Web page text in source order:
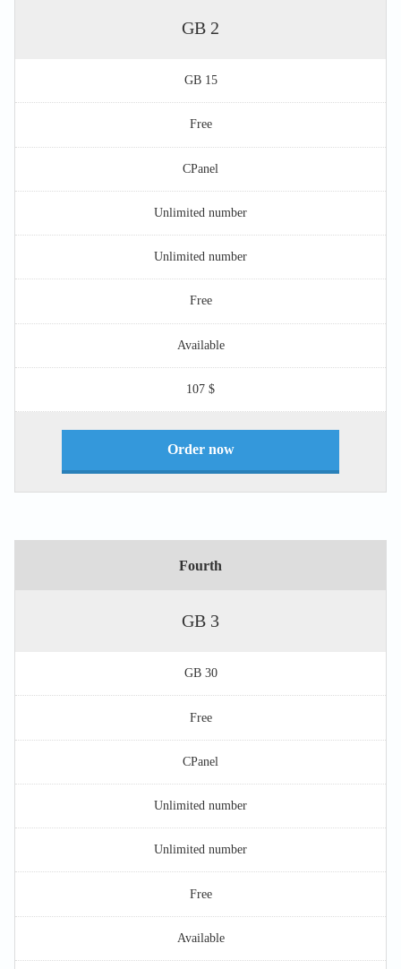
2 GB
15 GB
Free
CPanel
Unlimited number
Unlimited number
Free
Available
$ 107
Order now
Fourth
3 GB
30 GB
Free
CPanel
Unlimited number
Unlimited number
Free
Available